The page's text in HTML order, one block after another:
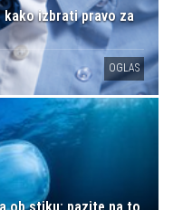
izbrati pravo za
OGLAS